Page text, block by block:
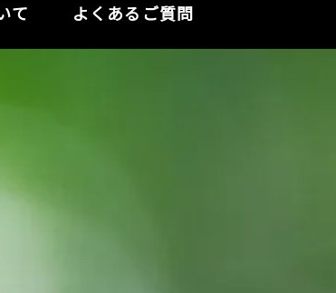
て よくあるご質問